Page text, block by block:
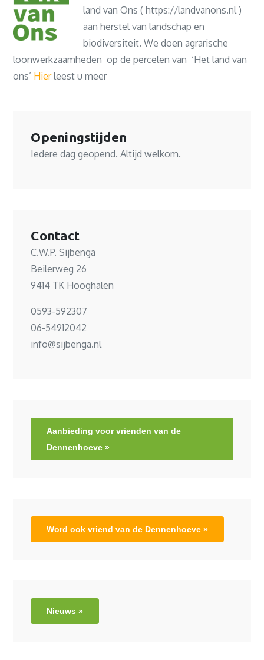
land van Ons ( https://landvanons.nl )
aan herstel van landschap en
biodiversiteit. We doen agrarische
loonwerkzaamheden op de percelen van ‘Het land van
ons’ Hierleest u meer
Openingstijden
Iedere dag geopend. Altijd welkom.
Contact
C.W.P. Sijbenga
Beilerweg 26
9414 TK Hooghalen
0593-592307
06-54912042
info@sijbenga.nl
Aanbieding voor vrienden van de
Dennenhoeve »
Word ook vriend van de Dennenhoeve »
Nieuws »